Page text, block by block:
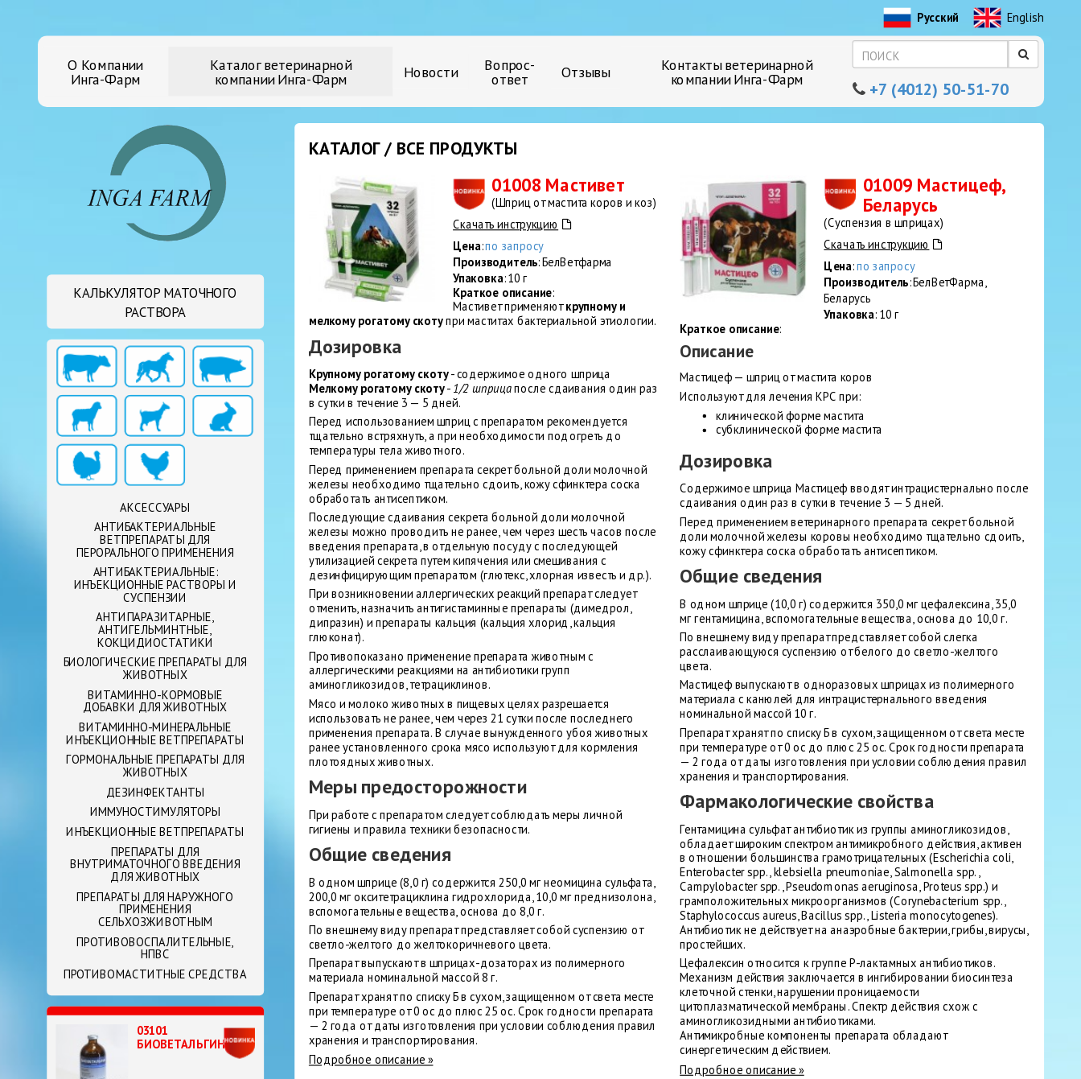
Русский English
О Компании
Инга-Фарм
Каталог ветеринарной
компании Инга-Фарм Новости Вопрос-
ответ Отзывы Контакты ветеринарной
компании Инга-Фарм
+7 (4012) 50-51-70
КАЛЬКУЛЯТОР МАТОЧНОГО
РАСТВОРА
АКСЕССУАРЫ
АНТИБАКТЕРИАЛЬНЫЕ
ВЕТПРЕПАРАТЫ ДЛЯ
ПЕРОРАЛЬНОГО ПРИМЕНЕНИЯ
АНТИБАКТЕРИАЛЬНЫЕ:
ИНЪЕКЦИОННЫЕ РАСТВОРЫ И
СУСПЕНЗИИ
АНТИПАРАЗИТАРНЫЕ,
АНТИГЕЛЬМИНТНЫЕ,
КОКЦИДИОСТАТИКИ
БИОЛОГИЧЕСКИЕ ПРЕПАРАТЫ ДЛЯ
ЖИВОТНЫХ
ВИТАМИННО-КОРМОВЫЕ
ДОБАВКИ ДЛЯ ЖИВОТНЫХ
ВИТАМИННО-МИНЕРАЛЬНЫЕ
ИНЪЕКЦИОННЫЕ ВЕТПРЕПАРАТЫ
ГОРМОНАЛЬНЫЕ ПРЕПАРАТЫ ДЛЯ
ЖИВОТНЫХ
ДЕЗИНФЕКТАНТЫ
ИММУНОСТИМУЛЯТОРЫ
ИНЪЕКЦИОННЫЕ ВЕТПРЕПАРАТЫ
ПРЕПАРАТЫ ДЛЯ
ВНУТРИМАТОЧНОГО ВВЕДЕНИЯ
ДЛЯ ЖИВОТНЫХ
ПРЕПАРАТЫ ДЛЯ НАРУЖНОГО
ПРИМЕНЕНИЯ
СЕЛЬХОЗЖИВОТНЫМ
ПРОТИВОВОСПАЛИТЕЛЬНЫЕ,
НПВС
ПРОТИВОМАСТИТНЫЕ СРЕДСТВА
03101
БИОВЕТАЛЬГИН
КАТАЛОГ / ВСЕ ПРОДУКТЫ
01008 Мастивет
(Шприц от мастита коров и коз)
Скачать инструкцию
Цена:по запросу
Производитель: БелВетфарма
Упаковка: 10 г
Краткое описание:
Мастивет применяюткрупному и
мелкому рогатому скотупри маститах бактериальной этиологии.
Дозировка
Крупному рогатому скоту- содержимое одного шприца
Мелкому рогатому скоту- 1/2 шприцапосле сдаивания один раз
в сутки в течение 3 — 5 дней.
Перед использованием шприц с препаратом рекомендуется
тщательно встряхнуть, а при необходимости подогреть до
температуры тела животного.
Перед применением препарата секрет больной доли молочной
железы необходимо тщательно сдоить, кожу сфинктера соска
обработать антисептиком.
Последующие сдаивания секрета больной доли молочной
железы можно проводить не ранее, чем через шесть часов после
введения препарата, в отдельную посуду с последующей
утилизацией секрета путем кипячения или смешивания с
дезинфицирующим препаратом (глютекс, хлорная известь и др.).
При возникновении аллергических реакций препарат следует
отменить, назначить антигистаминные препараты (димедрол,
дипразин) и препараты кальция (кальция хлорид, кальция
глюконат).
Противопоказано применение препарата животным с
аллергическими реакциями на антибиотики групп
аминогликозидов, тетрациклинов.
Мясо и молоко животных в пищевых целях разрешается
использовать не ранее, чем через 21 сутки после последнего
применения препарата. В случае вынужденного убоя животных
ранее установленного срока мясо используют для кормления
плотоядных животных.
Меры предосторожности
При работе с препаратом следует соблюдать меры личной
гигиены и правила техники безопасности.
Общие сведения
В одном шприце (8,0 г) содержится 250,0 мг неомицина сульфата,
200,0 мг окситетрациклина гидрохлорида, 10,0 мг преднизолона,
вспомогательные вещества, основа до 8,0 г.
По внешнему виду препарат представляет собой суспензию от
светло-желтого до желтокоричневого цвета.
Препарат выпускают в шприцах-дозаторах из полимерного
материала номинальной массой 8 г.
Препарат хранят по списку Б в сухом, защищенном от света месте
при температуре от 0 ос до плюс 25 ос. Срок годности препарата
— 2 года от даты изготовления при условии соблюдения правил
хранения и транспортирования.
Подробное описание »
01009 Мастицеф,
Беларусь
(Суспензия в шприцах)
Скачать инструкцию
Цена:по запросу
Производитель: БелВетФарма,
Беларусь
Упаковка: 10 г
Краткое описание:
Описание
Мастицеф — шприц от мастита коров
Используют для лечения КРС при:
клинической форме мастита
субклинической форме мастита
Дозировка
Содержимое шприца Мастицеф вводят интрацистернально после
сдаивания один раз в сутки в течение 3 — 5 дней.
Перед применением ветеринарного препарата секрет больной
доли молочной железы коровы необходимо тщательно сдоить,
кожу сфинктера соска обработать антисептиком.
Общие сведения
В одном шприце (10,0 г) содержится 350,0 мг цефалексина, 35,0
мг гентамицина, вспомогательные вещества, основа до 10,0 г.
По внешнему виду препарат представляет собой слегка
расслаивающуюся суспензию от белого до светло-желтого
цвета.
Мастицеф выпускают в одноразовых шприцах из полимерного
материала с канюлей для интрацистернального введения
номинальной массой 10 г.
Препарат хранят по списку Б в сухом, защищенном от света месте
при температуре от 0 ос до плюс 25 ос. Срок годности препарата
— 2 года от даты изготовления при условии соблюдения правил
хранения и транспортирования.
Фармакологические свойства
Гентамицина сульфат антибиотик из группы аминогликозидов,
обладает широким спектром антимикробного действия, активен
в отношении большинства грамотрицательных (Escherichia coli,
Enterobacter spp., klebsiella pneumoniae, Salmonella spp.,
Campylobacter spp., Pseudomonas aeruginosa, Proteus spp.) и
грамположительных микроорганизмов (Corynebacterium spp.,
Staphylococcus aureus, Bacillus spp., Listeria monocytogenes).
Антибиотик не действует на анаэробные бактерии, грибы, вирусы,
простейших.
Цефалексин относится к группе Р-лактамных антибиотиков.
Механизм действия заключается в ингибировании биосинтеза
клеточной стенки, нарушении проницаемости
цитоплазматической мембраны. Спектр действия схож с
аминогликозидными антибиотиками.
Антимикробные компоненты препарата обладают
синергетическим действием.
Подробное описание »